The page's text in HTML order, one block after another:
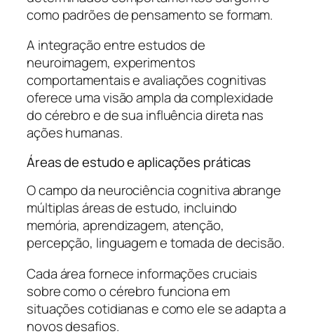
como padrões de pensamento se formam.
A integração entre estudos de
neuroimagem, experimentos
comportamentais e avaliações cognitivas
oferece uma visão ampla da complexidade
do cérebro e de sua influência direta nas
ações humanas.
Áreas de estudo e aplicações práticas
O campo da neurociência cognitiva abrange
múltiplas áreas de estudo, incluindo
memória, aprendizagem, atenção,
percepção, linguagem e tomada de decisão.
Cada área fornece informações cruciais
sobre como o cérebro funciona em
situações cotidianas e como ele se adapta a
novos desafios.